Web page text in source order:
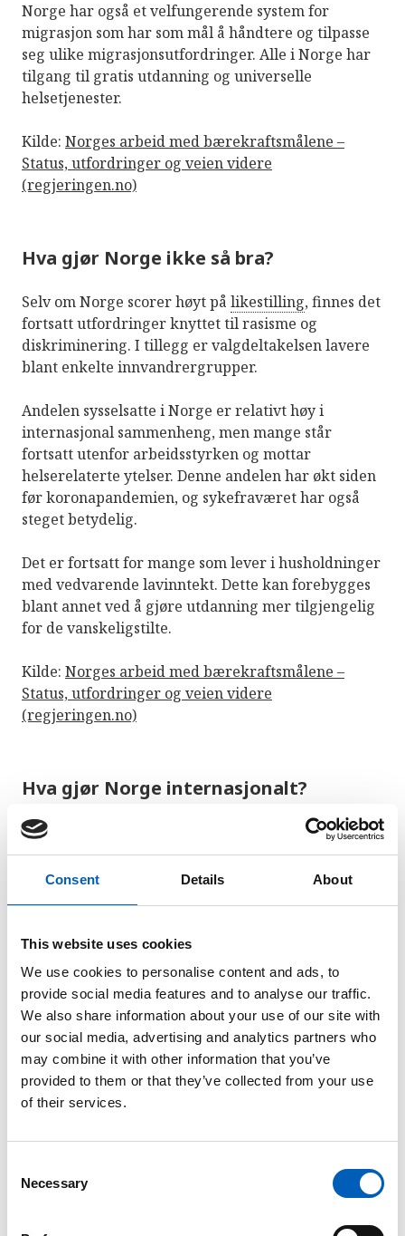
Consent Details About
This website uses cookies
We use cookies to personalise content and ads, to
provide social media features and to analyse our traffic.
We also share information about your use of our site with
our social media, advertising and analytics partners who
may combine it with other information that you’ve
provided to them or that they’ve collected from your use
of their services.
Necessary
Norge har også et velfungerende system for
migrasjon som har som mål å håndtere og tilpasse
seg ulike migrasjonsutfordringer. Alle i Norge har
tilgang til gratis utdanning og universelle
helsetjenester.
Kilde: Norges arbeid med bærekraftsmålene –
Status, utfordringer og veien videre
(regjeringen.no)
Hva gjør Norge ikke så bra?
Selv om Norge scorer høyt på likestilling, finnes det
fortsatt utfordringer knyttet til rasisme og
diskriminering. I tillegg er valgdeltakelsen lavere
blant enkelte innvandrergrupper.
Andelen sysselsatte i Norge er relativt høy i
internasjonal sammenheng, men mange står
fortsatt utenfor arbeidsstyrken og mottar
helserelaterte ytelser. Denne andelen har økt siden
før koronapandemien, og sykefraværet har også
steget betydelig.
Det er fortsatt for mange som lever i husholdninger
med vedvarende lavinntekt. Dette kan forebygges
blant annet ved å gjøre utdanning mer tilgjengelig
for de vanskeligstilte.
Kilde: Norges arbeid med bærekraftsmålene –
Status, utfordringer og veien videre
(regjeringen.no)
Hva gjør Norge internasjonalt?
Norsk utviklingspolitikk har som mål å redusere
ulikhet og fattigdom, og styrke økonomi og velferd
i land idet globale sør
. Norge støtter rettferdige
rettferdig byrdefordeling i kampen mot
klimaendringene.
Norge arbeider også for å sikre
menneskerettigheter
og inkludering gjennom
internasjonale konvensjoner som beskytter kvinner,
urfolk, personer med nedsatt funksjonsevne, eldre,
LHBT+-personer, religiøse minoriteter og andre
bistand, som del av en langsiktig satsing på global
rettferdighet og utvikling. Norsk bistand har fått
kritikk fra forskere og sivilsamfunn for at en stadig